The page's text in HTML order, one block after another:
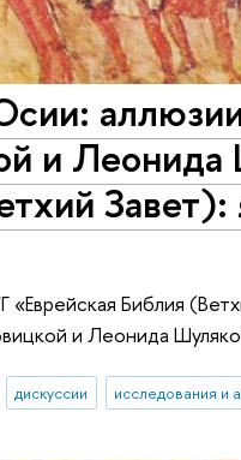
и Леонида
Завет):
«Еврейская Библия
и Леонида
дискуссии исследования и